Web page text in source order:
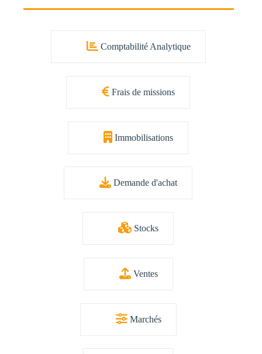
Comptabilité Analytique
Frais de missions
Immobilisations
Demande d'achat
Stocks
Ventes
Marchés